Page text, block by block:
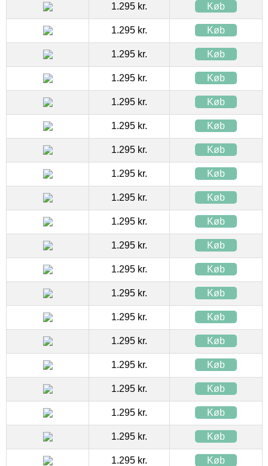
1.295 kr. Køb
1.295 kr. Køb
1.295 kr. Køb
1.295 kr. Køb
1.295 kr. Køb
1.295 kr. Køb
1.295 kr. Køb
1.295 kr. Køb
1.295 kr. Køb
1.295 kr. Køb
1.295 kr. Køb
1.295 kr. Køb
1.295 kr. Køb
1.295 kr. Køb
1.295 kr. Køb
1.295 kr. Køb
1.295 kr. Køb
1.295 kr. Køb
1.295 kr. Køb
1.295 kr. Køb